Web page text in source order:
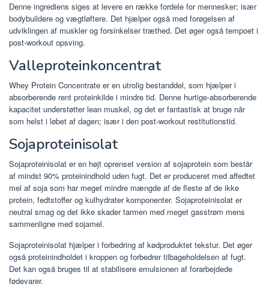
Denne ingrediens siges at levere en række fordele for mennesker; især
bodybuildere og vægtløftere. Det hjælper også med forøgelsen af ​​
udviklingen af ​​muskler og forsinkelser træthed. Det øger også tempoet i
post-workout opsving.
Valleproteinkoncentrat
Whey Protein Concentrate er en utrolig bestanddel, som hjælper i
absorberende rent proteinkilde i mindre tid. Denne hurtige-absorberende
kapacitet understøtter lean muskel, og det er fantastisk at bruge når
som helst i løbet af dagen; især i den post-workout restitutionstid.
Sojaproteinisolat
Sojaproteinisolat er en højt oprenset version af sojaprotein som består
af mindst 90% proteinindhold uden fugt. Det er produceret med affedtet
mel af soja som har meget mindre mængde af de fleste af de ikke
protein, fedtstoffer og kulhydrater komponenter. Sojaproteinisolat er
neutral smag og det ikke skader tarmen med meget gasstrøm mens
sammenligne med sojamel.
Sojaproteinisolat hjælper i forbedring af kødproduktet tekstur. Det øger
også proteinindholdet i kroppen og forbedrer tilbageholdelsen af ​​fugt.
Det kan også bruges til at stabilisere emulsionen af ​​forarbejdede
fødevarer.